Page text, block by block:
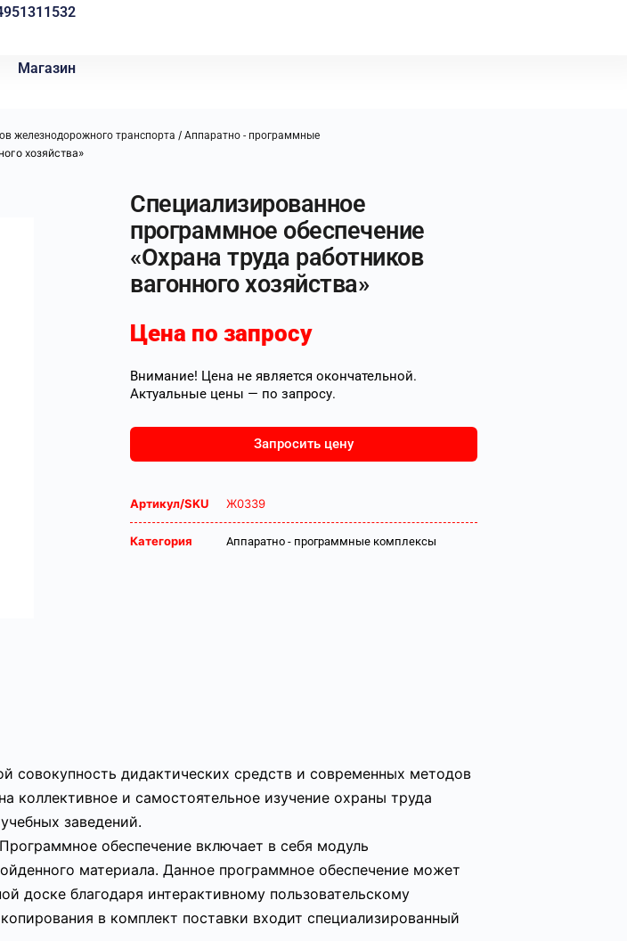
Магазин
железнодорожного транспорта / Аппаратно - программные
хозяйства»
Специализированное
программное обеспечение
«Охрана труда работников
вагонного хозяйства»
Цена по запросу
Внимание! Цена не является окончательной.
Актуальные цены — по запросу.
Запросить цену
Артикул/SKU Ж0339
Категория Аппаратно - программные комплексы
совокупность дидактических средств и современных методов
коллективное и самостоятельное изучение охраны труда
заведений.
обеспечение включает в себя модуль
материала. Данное программное обеспечение может
доске благодаря интерактивному пользовательскому
в комплект поставки входит специализированный